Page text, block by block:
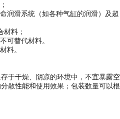
润滑系统（如各种气缸的润滑）及超
料；
可替代材料。
料。
于干燥、阴凉的环境中，不宜暴露空
散性能和使用效果；包装数量可以根